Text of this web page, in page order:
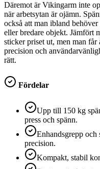
Däremot är Vikingarm inte
när arbetsytan är ojämn.
också att man ibland
eller bredare objekt. Jämfört
sticker priset ut, men man
precision och
rätt.
Fördelar
Upp till 150 kg
press och spänn.
Enhandsgrepp
precision.
Kompakt, stabil